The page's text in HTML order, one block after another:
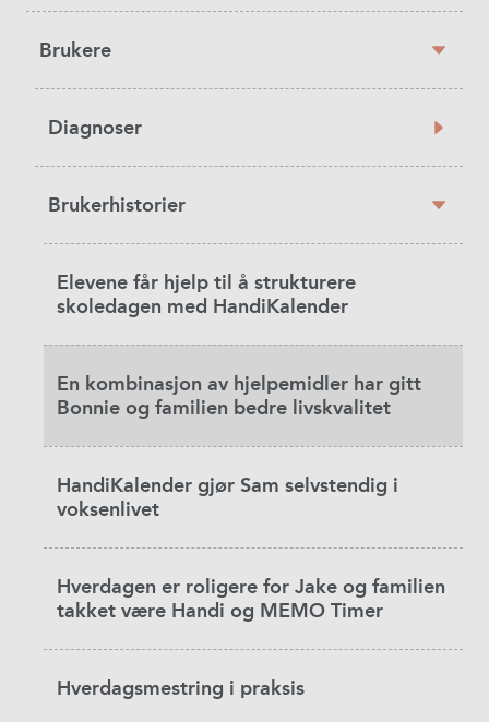
navigation
Brukere
Diagnoser
Brukerhistorier
Elevene får hjelp til å strukturere
skoledagen med HandiKalender
En kombinasjon av hjelpemidler har gitt
Bonnie og familien bedre livskvalitet
HandiKalender gjør Sam selvstendig i
voksenlivet
Hverdagen er roligere for Jake og familien
takket være Handi og MEMO Timer
Hverdagsmestring i praksis